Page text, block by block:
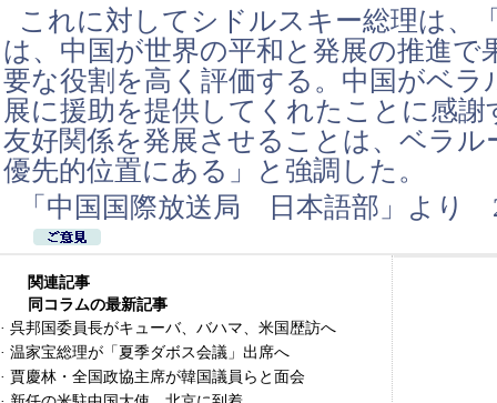
これに対してシドルスキー総理は、
は、中国が世界の平和と発展の推進で
要な役割を高く評価する。中国がベラ
展に援助を提供してくれたことに感謝
友好関係を発展させることは、ベラル
優先的位置にある」と強調した。
「中国国際放送局 日本語部」より
関連記事
同コラムの最新記事
· 呉邦国委員長がキューバ、バハマ、米国歴訪へ
· 温家宝総理が「夏季ダボス会議」出席へ
· 賈慶林・全国政協主席が韓国議員らと面会